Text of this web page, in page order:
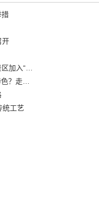
措
开
统工艺